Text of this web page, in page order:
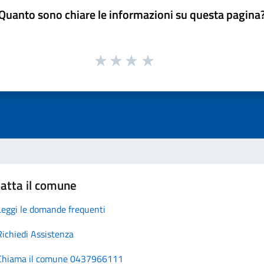
sono chiare le informazioni su questa
il comune
le domande frequenti
Assistenza
il comune 0437966111